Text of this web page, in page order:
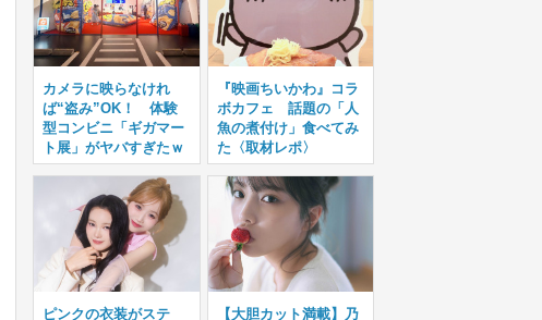
カメラに映らなけれ
ば“盗み”OK！ 体験
型コンビニ「ギガマー
ト展」がヤバすぎたｗ
『映画ちいかわ』コラ
ボカフェ 話題の「人
魚の煮付け」食べてみ
た〈取材レポ〉
ピンクの衣装がステ 【大胆カット満載】乃